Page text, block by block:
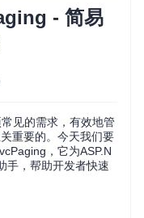
- 简易
见的需求，有效地管
重要的。今天我们要
，它为ASP.N
手，帮助开发者快速